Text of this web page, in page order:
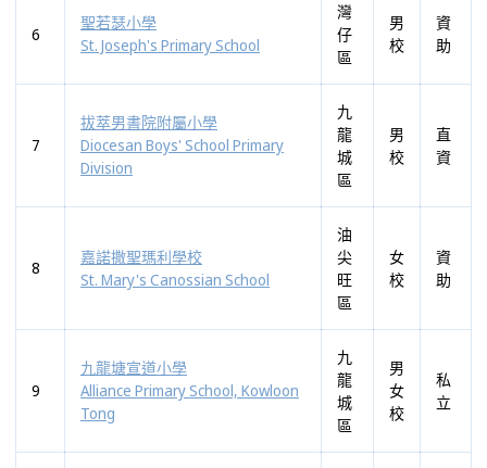
6
聖若瑟小學
St. Joseph's Primary School
灣
仔
區
男
校
資
助
7
拔萃男書院附屬小學
Diocesan Boys' School Primary
Division
九
龍
城
區
男
校
直
資
8
嘉諾撒聖瑪利學校
St. Mary's Canossian School
油
尖
旺
區
女
校
資
助
9
九龍塘宣道小學
Alliance Primary School, Kowloon
Tong
九
龍
城
區
男
女
校
私
立